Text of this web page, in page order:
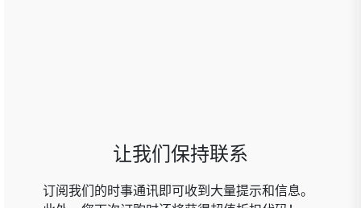
让我们保持联系
订阅我们的时事通讯即可收到大量提示和信息。